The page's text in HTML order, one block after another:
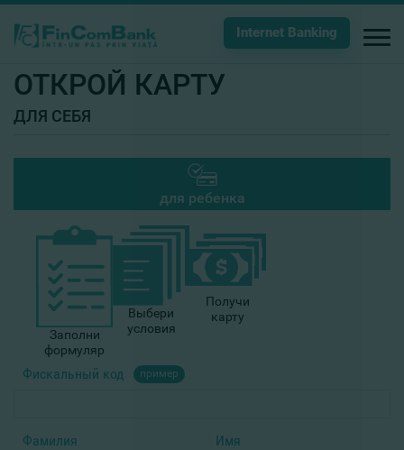
Internet Banking
ОТКРОЙ КАРТУ
ДЛЯ СЕБЯ
для ребенка
Заполни
формуляр
Выбери
условия
Получи
карту
Фискальный код пример
Фамилия Имя